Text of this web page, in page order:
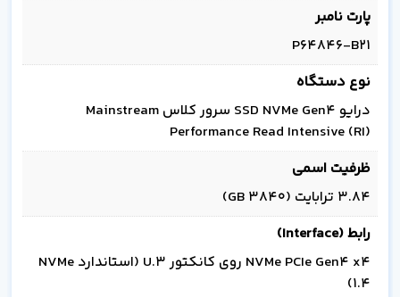
پارت نامبر
P64846-B21
نوع دستگاه
درایو SSD NVMe Gen4 سرور کلاس Mainstream
Performance Read Intensive (RI)
ظرفیت اسمی
3.84 ترابایت (3840 GB)
رابط (Interface)
NVMe PCIe Gen4 x4 روی کانکتور U.3 (استاندارد NVMe
1.4)